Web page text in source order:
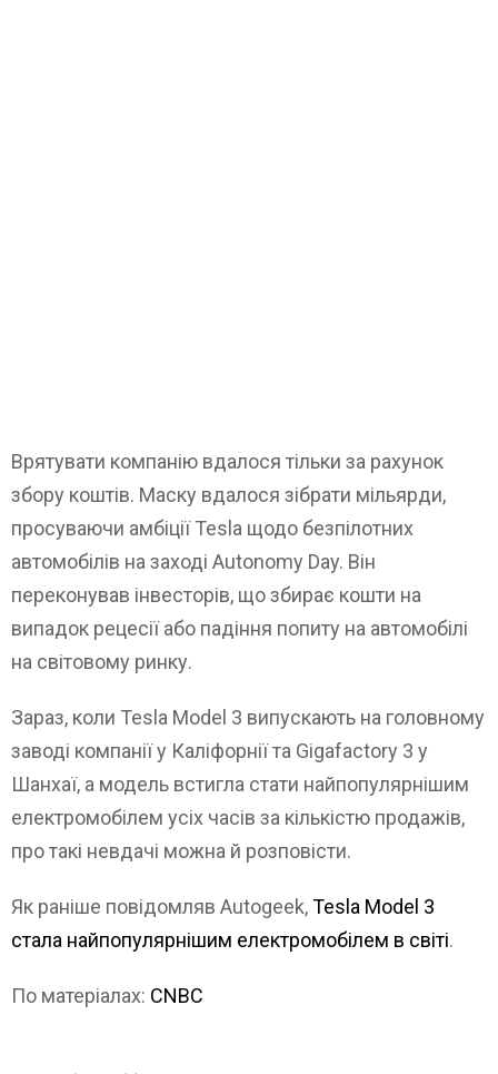
Врятувати компанію вдалося тільки за рахунок
збору коштів. Маску вдалося зібрати мільярди,
просуваючи амбіції Tesla щодо безпілотних
автомобілів на заході Autonomy Day. Він
переконував інвесторів, що збирає кошти на
випадок рецесії або падіння попиту на автомобілі
на світовому ринку.
Зараз, коли Tesla Model 3 випускають на головному
заводі компанії у Каліфорнії та Gigafactory 3 у
Шанхаї, а модель встигла стати найпопулярнішим
електромобілем усіх часів за кількістю продажів,
про такі невдачі можна й розповісти.
Як раніше повідомляв Autogeek,Tesla Model 3
стала найпопулярнішим електромобілем в світі.
По матеріалах: CNBC